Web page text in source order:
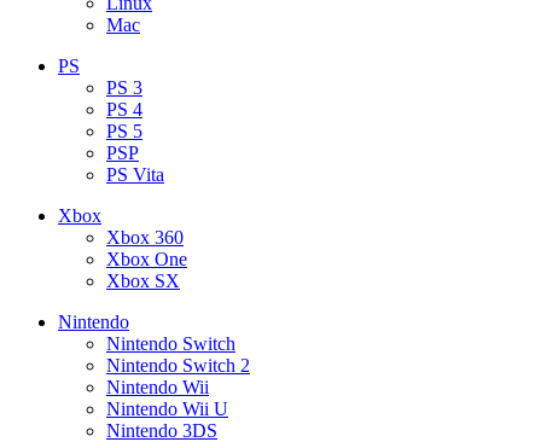
Mac
PS
PS 3
PS 4
PS 5
PSP
PS Vita
Xbox
Xbox 360
Xbox One
Xbox SX
Nintendo
Nintendo Switch
Nintendo Switch 2
Nintendo Wii
Nintendo Wii U
Nintendo 3DS